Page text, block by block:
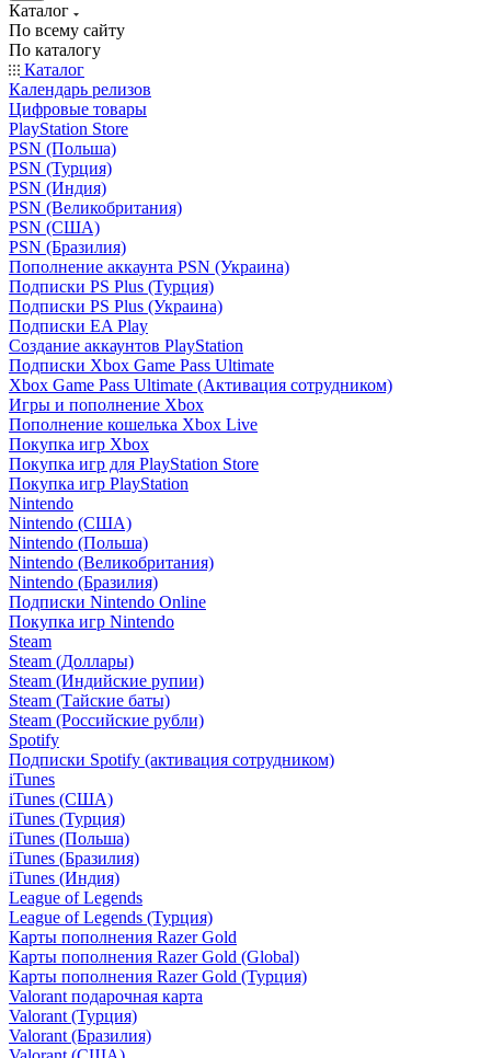
Каталог
По всему сайту
По каталогу
Каталог
Календарь релизов
Цифровые товары
PlayStation Store
PSN (Польша)
PSN (Турция)
PSN (Индия)
PSN (Великобритания)
PSN (США)
PSN (Бразилия)
Пополнение аккаунта PSN (Украина)
Подписки PS Plus (Турция)
Подписки PS Plus (Украина)
Подписки EA Play
Создание аккаунтов PlayStation
Подписки Xbox Game Pass Ultimate
Xbox Game Pass Ultimate (Активация сотрудником)
Игры и пополнение Xbox
Пополнение кошелька Xbox Live
Покупка игр Xbox
Покупка игр для PlayStation Store
Покупка игр PlayStation
Nintendo
Nintendo (США)
Nintendo (Польша)
Nintendo (Великобритания)
Nintendo (Бразилия)
Подписки Nintendo Online
Покупка игр Nintendo
Steam
Steam (Доллары)
Steam (Индийские рупии)
Steam (Тайские баты)
Steam (Российские рубли)
Spotify
Подписки Spotify (активация сотрудником)
iTunes
iTunes (США)
iTunes (Турция)
iTunes (Польша)
iTunes (Бразилия)
iTunes (Индия)
League of Legends
League of Legends (Турция)
Карты пополнения Razer Gold
Карты пополнения Razer Gold (Global)
Карты пополнения Razer Gold (Турция)
Valorant подарочная карта
Valorant (Турция)
Valorant (Бразилия)